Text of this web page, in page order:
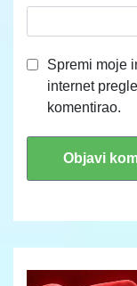
Spremi moje
internet
komentirao.